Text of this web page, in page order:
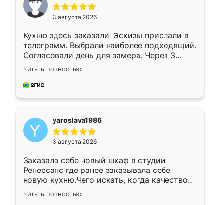
3 августа 2026
Кухню здесь заказали. Эскизы прислали в
телеграмм. Выбрали наиболее подходящий.
Согласовали день для замера. Через 3
недели кухня была уже готова. Остались
довольны работой. Спасибо Ренессанс
мебель за качественную работу!
Читать полностью
yaroslava1986
3 августа 2026
Заказала себе новый шкаф в студии
Ренессанс где ранее заказывала себе
новую кухню.Чего искать, когда качеством
вполне довольна. Служит кухня уже почти
два года, нареканий нет.
Читать полностью